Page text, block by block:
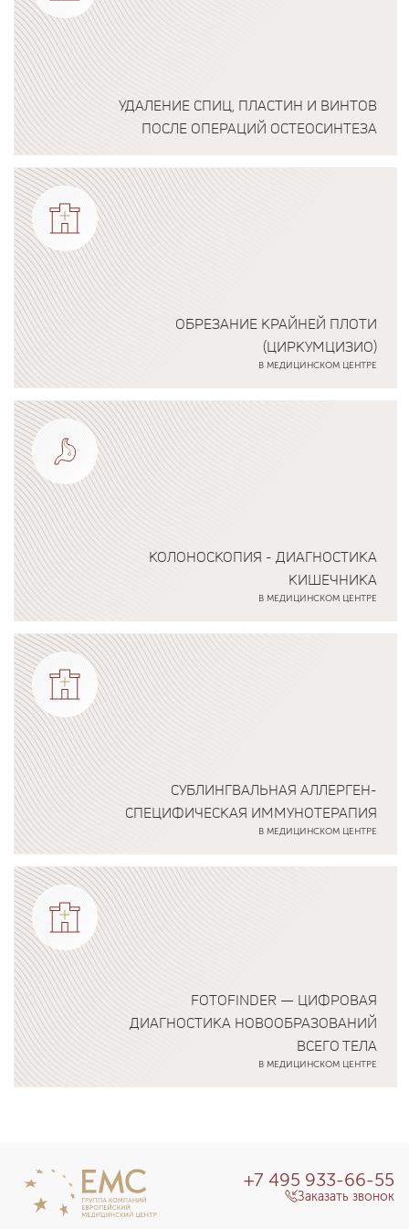
УДАЛЕНИЕ СПИЦ, ПЛАСТИН И ВИНТОВ
ПОСЛЕ ОПЕРАЦИЙ ОСТЕОСИНТЕЗА
Подробнее о программе
ОБРЕЗАНИЕ КРАЙНЕЙ ПЛОТИ
(ЦИРКУМЦИЗИО)
В МЕДИЦИНСКОМ ЦЕНТРЕ
Подробнее о программе
КОЛОНОСКОПИЯ - ДИАГНОСТИКА
КИШЕЧНИКА
В МЕДИЦИНСКОМ ЦЕНТРЕ
Подробнее о программе
СУБЛИНГВАЛЬНАЯ АЛЛЕРГЕН-
СПЕЦИФИЧЕСКАЯ ИММУНОТЕРАПИЯ
В МЕДИЦИНСКОМ ЦЕНТРЕ
Подробнее о программе
FOTOFINDER — ЦИФРОВАЯ
ДИАГНОСТИКА НОВООБРАЗОВАНИЙ
ВСЕГО ТЕЛА
В МЕДИЦИНСКОМ ЦЕНТРЕ
+7 495 933-66-55
Заказать звонок